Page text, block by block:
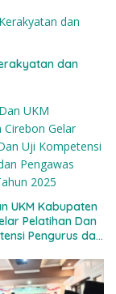
dan
UKM Kabupaten
Pelatihan Dan
Pengurus dan